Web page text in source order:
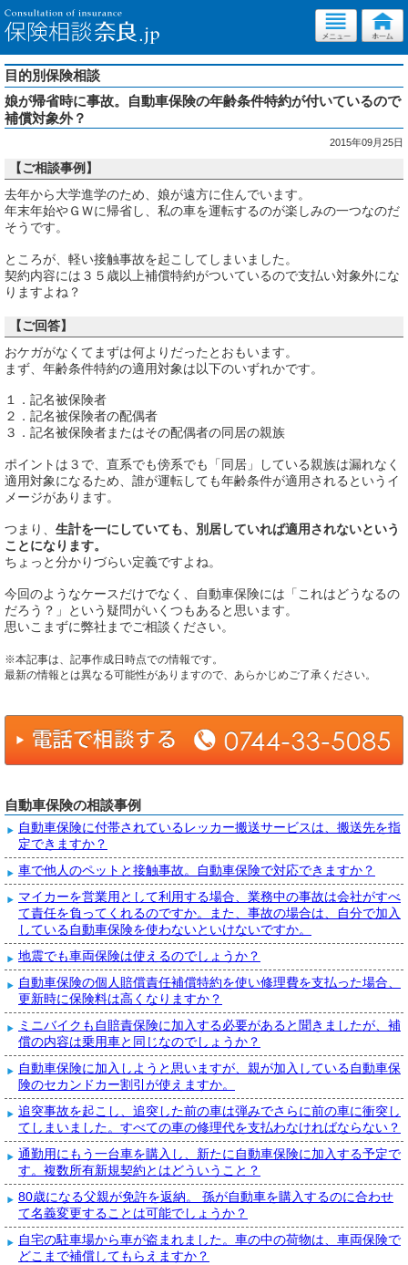
目的別保険相談
娘が帰省時に事故。自動車保険の年齢条件特約が付いているので
補償対象外？
2015年09月25日
【ご相談事例】
去年から大学進学のため、娘が遠方に住んでいます。
年末年始やＧＷに帰省し、私の車を運転するのが楽しみの一つなのだ
そうです。
ところが、軽い接触事故を起こしてしまいました。
契約内容には３５歳以上補償特約がついているので支払い対象外にな
りますよね？
【ご回答】
おケガがなくてまずは何よりだったとおもいます。
まず、年齢条件特約の適用対象は以下のいずれかです。
１．記名被保険者
２．記名被保険者の配偶者
３．記名被保険者またはその配偶者の同居の親族
ポイントは３で、直系でも傍系でも「同居」している親族は漏れなく
適用対象になるため、誰が運転しても年齢条件が適用されるというイ
メージがあります。
つまり、 生計を一にしていても、別居していれば適用されないという
ことになります。
ちょっと分かりづらい定義ですよね。
今回のようなケースだけでなく、自動車保険には「これはどうなるの
だろう？」という疑問がいくつもあると思います。
思いこまずに弊社までご相談ください。
※本記事は、記事作成日時点での情報です。
最新の情報とは異なる可能性がありますので、あらかじめご了承ください。
自動車保険の相談事例
自動車保険に付帯されているレッカー搬送サービスは、搬送先を指
定できますか？
車で他人のペットと接触事故。自動車保険で対応できますか？
マイカーを営業用として利用する場合、業務中の事故は会社がすべ
て責任を負ってくれるのですか。また、事故の場合は、自分で加入
している自動車保険を使わないといけないですか。
地震でも車両保険は使えるのでしょうか？
自動車保険の個人賠償責任補償特約を使い修理費を支払った場合、
更新時に保険料は高くなりますか？
ミニバイクも自賠責保険に加入する必要があると聞きましたが、補
償の内容は乗用車と同じなのでしょうか？
自動車保険に加入しようと思いますが、親が加入している自動車保
険のセカンドカー割引が使えますか。
追突事故を起こし、追突した前の車は弾みでさらに前の車に衝突し
てしまいました。すべての車の修理代を支払わなければならない？
通勤用にもう一台車を購入し、新たに自動車保険に加入する予定で
す。複数所有新規契約とはどういうこと？
80歳になる父親が免許を返納。 孫が自動車を購入するのに合わせ
て名義変更することは可能でしょうか？
自宅の駐車場から車が盗まれました。車の中の荷物は、車両保険で
どこまで補償してもらえますか？